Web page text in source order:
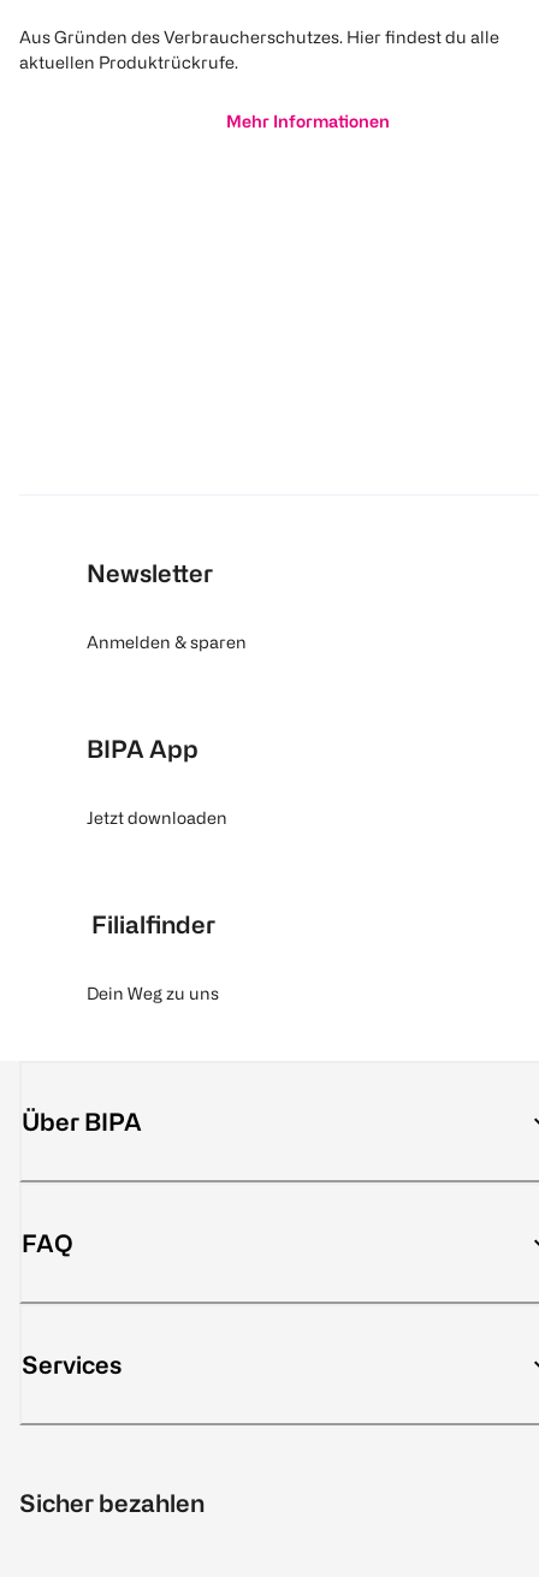
Aus Gründen des Verbraucherschutzes. Hier findest du alle
aktuellen Produktrückrufe.
Mehr Informationen
Newsletter
Anmelden & sparen
BIPA App
Jetzt downloaden
Filialfinder
Dein Weg zu uns
Über BIPA
FAQ
Services
Sicher bezahlen